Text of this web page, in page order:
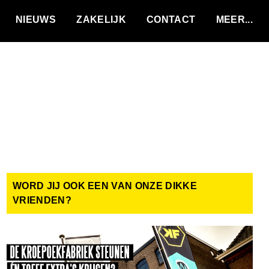
NIEUWS ZAKELIJK CONTACT
WORD JIJ OOK EEN VAN ONZE DIKKE
VRIENDEN?